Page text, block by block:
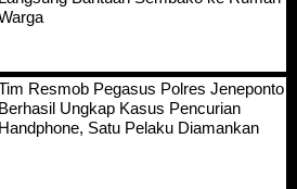
Resmob Pegasus Polres Jeneponto
Berhasil Ungkap Kasus Pencurian
Handphone, Satu Pelaku Diamankan